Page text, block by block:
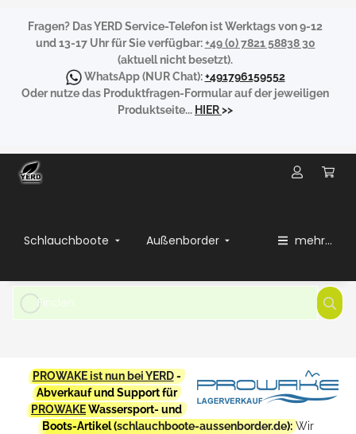
Fragen? Das YERD Service-Telefon ist Werktags von 9-12
und 13-17 Uhr für Sie verfügbar:+49 (0) 7821 58838 30
(aktuell nicht besetzt).
WhatsApp(NUR Chat):+491796159552
Oder nutze das Produktfragen-Formular auf der jeweiligen
Produktseite... HIER>>
Schlauchboote Außenborder mehr...
PROWAKE ist nun bei YERD-
Abverkauf und Support für
PROWAKEWassersport- und
Boots-Artikel (schlauchboote-aussenborder.de): Wir